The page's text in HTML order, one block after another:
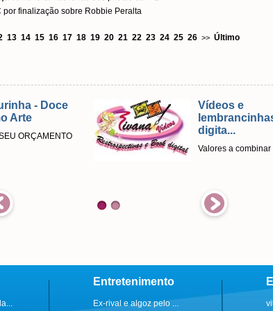
finalização sobre Robbie Peralta
13 14 15 16 17 18 19 20 21 22 23 24 25 26 >> Último
Vídeos e
lembrancinhas
digita...
Valores a combinar
Entretenimento
Ex-rival e algoz pelo ...